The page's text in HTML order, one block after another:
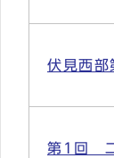
伏見西
第1回